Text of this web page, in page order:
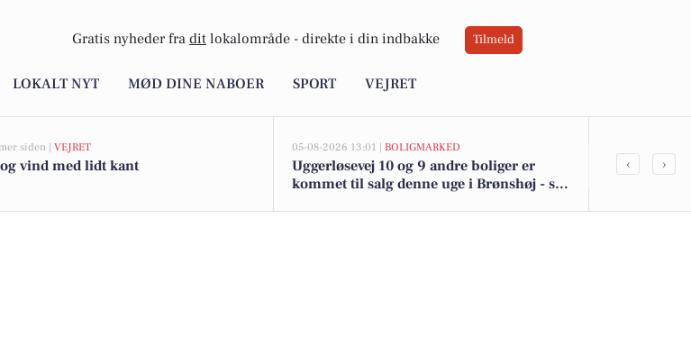
Gratis nyheder fra dit lokalområde - direkte i din indbakke Tilmeld
LOKALT NYT MØD DINE NABOER SPORT VEJRET
siden | VEJRET
vind med lidt kant
05-08-2026 13:01 | BOLIGMARKED
Uggerløsevej 10 og 9 andre boliger er
kommet til salg denne uge i Brønshøj - se
Top 6 over
‹ ›